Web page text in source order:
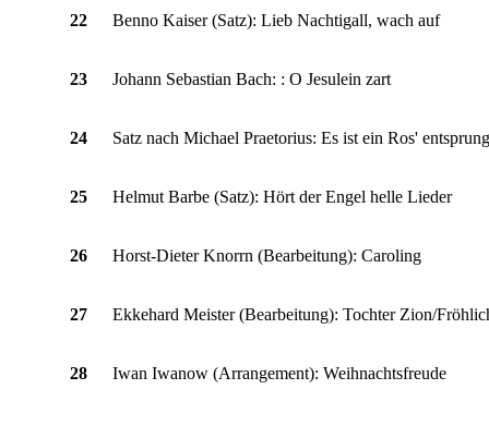
22 Benno Kaiser (Satz): Lieb Nachtigall, wach auf
23 Johann Sebastian Bach: : O Jesulein zart
24 Satz nach Michael Praetorius: Es ist ein Ros'
25 Helmut Barbe (Satz): Hört der Engel helle Lieder
26 Horst-Dieter Knorrn (Bearbeitung): Caroling
27 Ekkehard Meister (Bearbeitung): Tochter Zion/
28 Iwan Iwanow (Arrangement): Weihnachtsfreude